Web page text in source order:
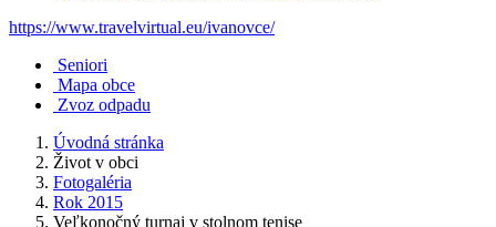
https://www.travelvirtual.eu/ivanovce/
Seniori
Mapa obce
Zvoz odpadu
Úvodná stránka
Život v obci
Fotogaléria
Rok 2015
Veľkonočný turnaj v stolnom tenise